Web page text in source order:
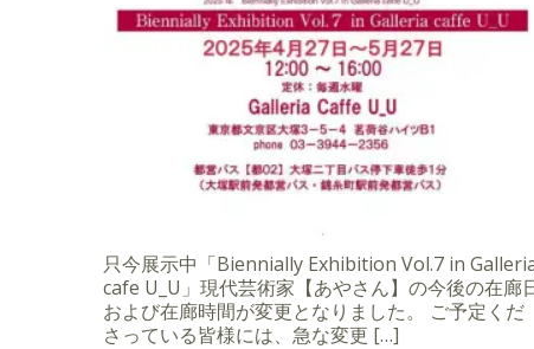
只今展示中「Biennially Exhibition Vol.7 in
cafe U_U」現代芸術家【あやさん】の今後の在廊
および在廊時間が変更となりました。 ご予定くだ
さっている皆様には、急な変更 […]